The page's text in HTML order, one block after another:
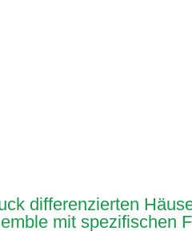
differenzierten
mit spezifischen